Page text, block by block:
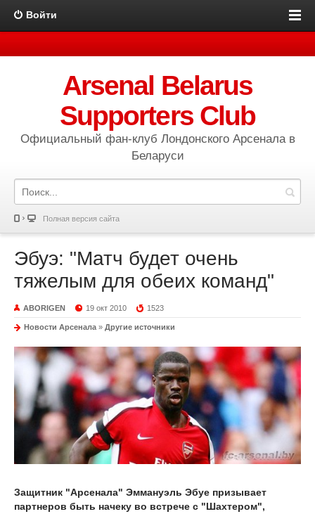
Войти
Arsenal Belarus
Supporters Club
Официальный фан-клуб Лондонского Арсенала в
Беларуси
Полная версия сайта
Эбуэ: "Матч будет очень
тяжелым для обеих команд"
ABORIGEN 19 окт 2010 1523
Новости Арсенала » Другие источники
Защитник "Арсенала" Эммануэль Эбуе призывает
партнеров быть начеку во встрече с "Шахтером",